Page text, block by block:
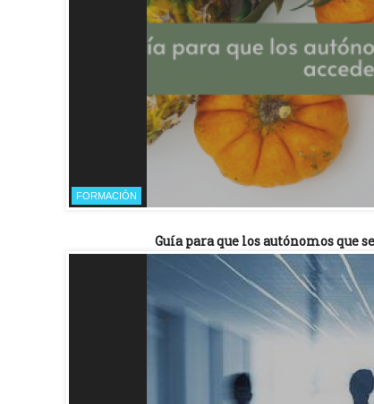
FORMACIÓN
Guía para que los autónomos que